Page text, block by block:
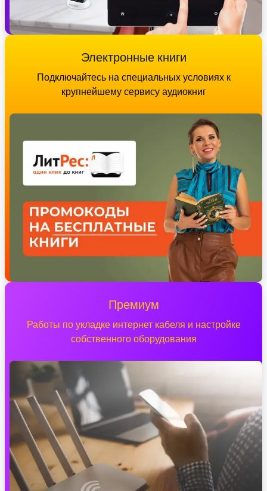
Электронные книги
Подключайтесь на специальных условиях к
крупнейшему сервису аудиокниг
Премиум
Работы по укладке интернет кабеля и настройке
собственного оборудования